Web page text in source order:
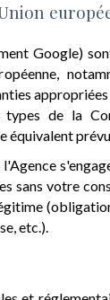
Google)
types de la
équivalent
sans votre
etc.).